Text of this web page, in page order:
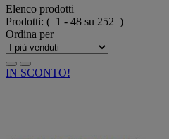
Elenco prodotti
Prodotti: ( 1 - 48 su 252 )
Ordina per
IN SCONTO!